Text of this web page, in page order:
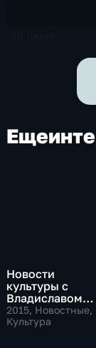
Еще
Новости
культуры с
Владиславом
Флярковским
2015, Новостные,
Культура